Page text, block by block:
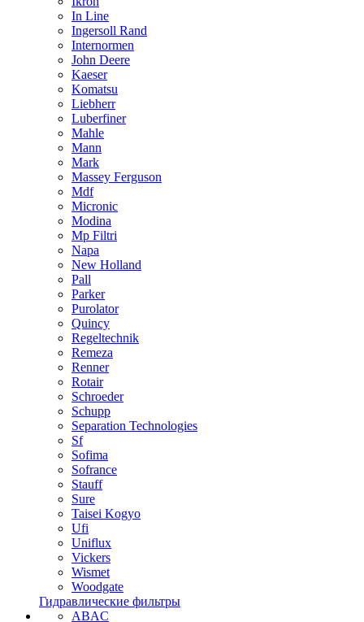
In Line
Ingersoll Rand
Internormen
John Deere
Kaeser
Komatsu
Liebherr
Luberfiner
Mahle
Mann
Mark
Massey Ferguson
Mdf
Micronic
Modina
Mp Filtri
Napa
New Holland
Pall
Parker
Purolator
Quincy
Regeltechnik
Remeza
Renner
Rotair
Schroeder
Schupp
Separation Technologies
Sf
Sofima
Sofrance
Stauff
Sure
Taisei Kogyo
Ufi
Uniflux
Vickers
Wismet
Woodgate
Гидравлические фильтры
ABAC